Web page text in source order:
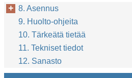
8. Asennus
9. Huolto-ohjeita
10. Tärkeätä tietää
11. Tekniset tiedot
12. Sanasto